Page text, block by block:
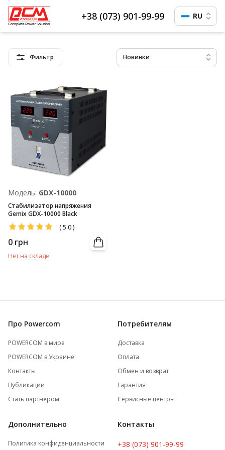
+38 (073) 901-99-99 RU
Фильтр Новинки
Модель: GDX-10000
Стабилизатор напряжения
Gemix GDX-10000 Black
(5.0)
0 грн
Нет на складе
Про Powercom
POWERCOM в мире
POWERCOM в Украине
Контакты
Публикации
Стать партнером
Потребителям
Доставка
Оплата
Обмен и возврат
Гарантия
Сервисные центры
Дополнительно
Политика конфиденциальности
Контакты
+38 (073) 901-99-99